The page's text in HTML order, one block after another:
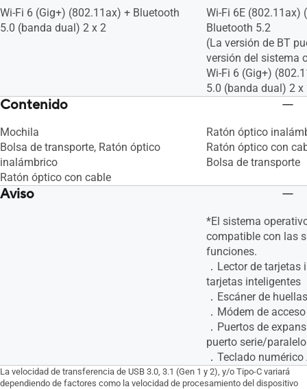
duración.
duración.
Bloqueo de tecla de función
Tru2Life
Bloqueo de tecla de
Tru2Life
Espléndido
Perfil de ventilador
Carga con cuidado
Diagnóstico del
requieren dispositivos con 12 GB de
RAM o más)
requieren
RAM o más)
Wi-Fi 6 (Gig+) (802.11ax) + Bluetooth
5.0 (banda dual) 2 x 2
Wi-Fi 6E (802.11ax)
Bluetooth 5.2
(La versión de BT
versión del sistema
Wi-Fi 6 (Gig+)
5.0 (banda dual) 2 x
Contenido
Mochila
Bolsa de transporte, Ratón óptico
inalámbrico
Ratón óptico con cable
Ratón óptico
Ratón óptico con
Bolsa de transporte
Aviso
*El sistema
compatible con las
funciones.
．Lector de tarjetas
tarjetas inteligentes
．Escáner de
．Módem de
．Puertos de
puerto serie/paralelo
．Teclado numérico
La velocidad de transferencia de USB 3.0, 3.1 (Gen 1 y 2), y/o Tipo-C variará
dependiendo de factores como la velocidad de procesamiento del dispositivo